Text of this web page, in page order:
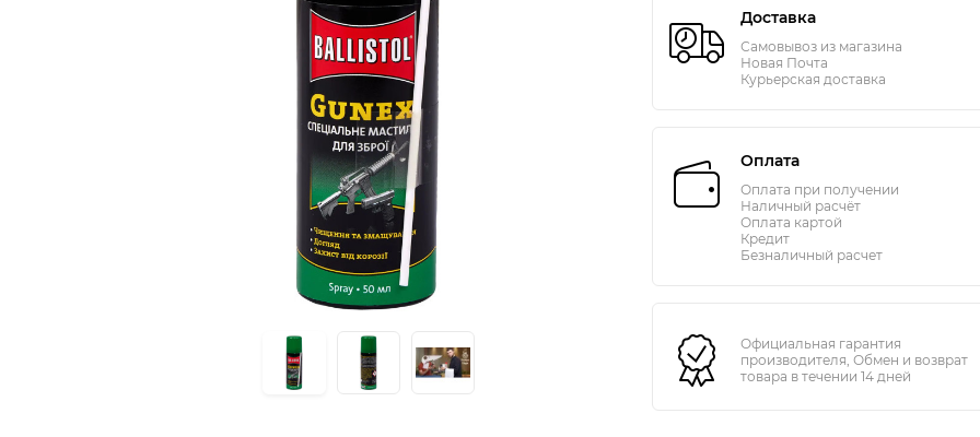
Доставка
Самовывоз из магазина
Новая Почта
Курьерская доставка
Оплата
Оплата при получении
Наличный расчёт
Оплата картой
Кредит
Безналичный расчет
Официальная гарантия
производителя, Обмен и возврат
товара в течении 14 дней